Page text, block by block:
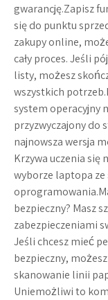
gwarancję.Zapisz
się do punktu
zakupy online,
cały proces. Jeśli
listy, możesz
wszystkich
system operacyjny
przyzwyczajony do
najnowsza wersja
Krzywa uczenia się
wyborze laptopa
bezpieczny? Masz
zabezpieczeniami
Jeśli chcesz mieć
bezpieczny,
skanowanie linii
Uniemożliwi to